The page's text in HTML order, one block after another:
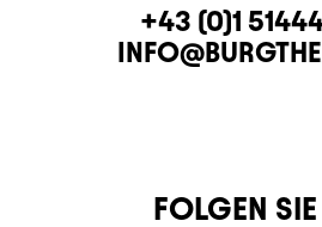
KONTAKTTELEFON
+43 (0)1
E-MAIL
FOLGEN